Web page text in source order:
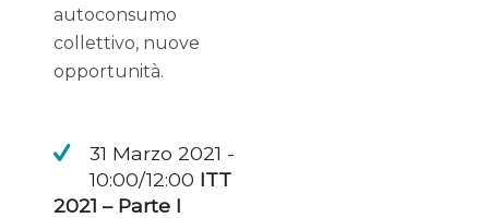
autoconsumo
collettivo, nuove
opportunità.
31 Marzo 2021 -
10:00/12:00 ITT
2021 – Parte I